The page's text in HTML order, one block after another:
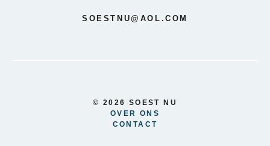
SOESTNU@AOL.COM
© 2026 SOEST NU
OVER ONS
CONTACT